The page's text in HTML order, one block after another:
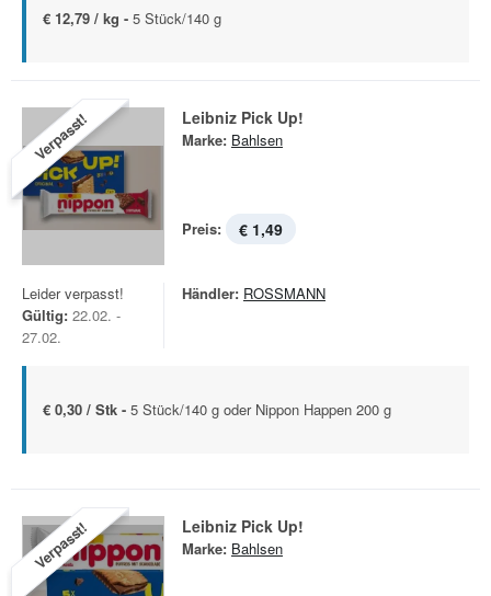
€ 12,79 / kg - 5 Stück/140 g
Verpasst! Leibniz Pick Up!
Marke: Bahlsen
Preis: € 1,49
Leider verpasst!
Gültig: 22.02. -
27.02.
Händler: ROSSMANN
€ 0,30 / Stk - 5 Stück/140 g oder Nippon Happen 200 g
Verpasst! Leibniz Pick Up!
Marke: Bahlsen